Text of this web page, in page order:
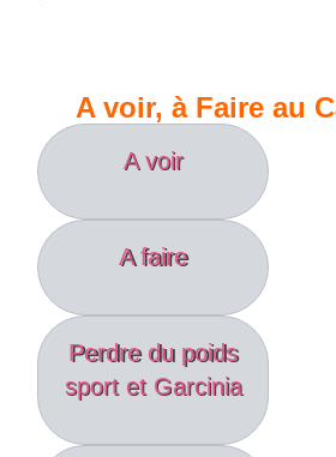
A voir, à Faire au
A voir
A faire
Perdre du poids
sport et Garcinia